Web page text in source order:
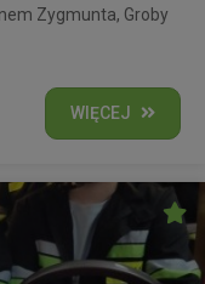
Zygmunta, Groby
WIĘCEJ